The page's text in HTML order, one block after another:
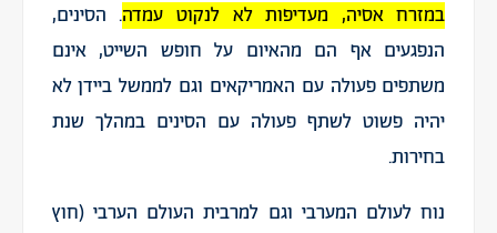
במזרח אסיה, מעדיפות לא לנקוט עמדה. הסינים,
הנפגעים אף הם מהאיום על חופש השייט, אינם
משתפים פעולה עם האמריקאים וגם לממשל ביידן לא
יהיה פשוט לשתף פעולה עם הסינים במהלך שנת
בחירות.
נוח לעולם המערבי וגם למרבית העולם הערבי (חוץ